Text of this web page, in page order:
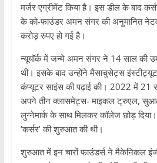
मर्जर एग्रीमेंट किया है। इस डील के बाद
के को-फाउंडर अमन संगर की अनुमानित
करोड़ रुपए हो गई है।
न्यूयॉर्क में जन्मे अमन संगर ने 14 साल की
थी। इसके बाद उन्होंने मैसाचुसेट्स
कंप्यूटर साइंस की पढ़ाई की। 2022 में 21
अपने तीन क्लासमेट्स- माइकल ट्रुएल,
लुन्नेमार्क के साथ मिलकर कॉलेज छोड़
‘कर्सर’ की शुरुआत की थी।
शुरुआत में इन चारों फाउंडर्स ने मैकेनिकल